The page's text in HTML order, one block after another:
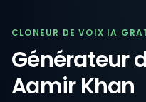
CLONEUR DE VOIX IA
Générateur
Aamir Khan